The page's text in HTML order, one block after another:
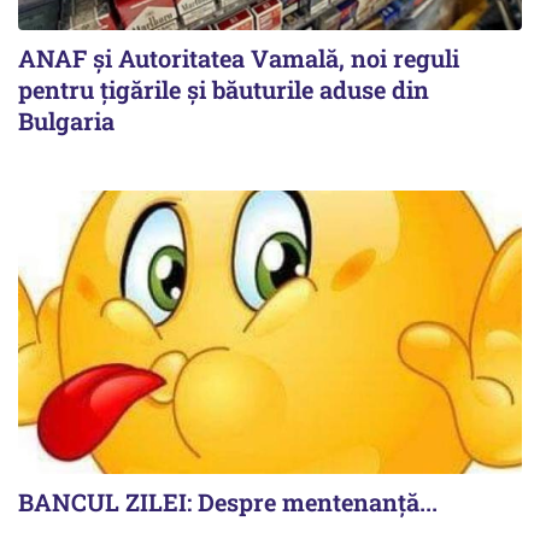
ANAF și Autoritatea Vamală, noi reguli
pentru țigările și băuturile aduse din
Bulgaria
BANCUL ZILEI: Despre mentenanță...